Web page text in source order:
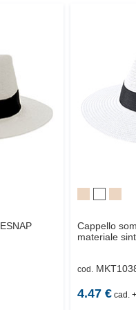
Cappello
materiale
cod.
4.47€ cad.